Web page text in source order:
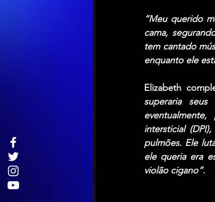
“Meu querido
cama,
tem cantado
enquanto ele
Elizabeth
superaria
intersticial
pulmões. Ele
ele queria era
violão cigano”.